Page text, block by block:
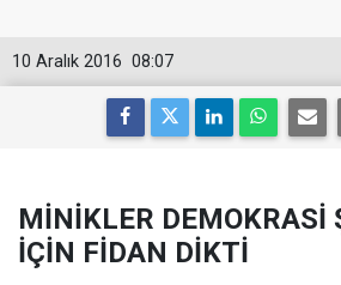
08:07
10 Aralık 2016
MİNİKLER DEMOKRASİ
İÇİN FİDAN DİKTİ